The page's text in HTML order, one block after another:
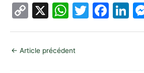
C
o
p
y
X
W
h
s
T
w
F
a
Li
n
← Article précédent